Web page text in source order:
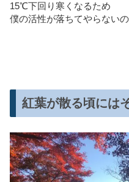
15℃下回り寒くなるため
僕の活性が落ちてやらない
紅葉が散る頃には